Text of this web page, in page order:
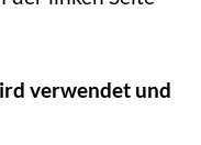
verwendet und